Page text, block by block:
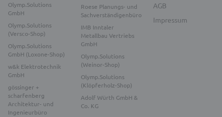
Olymp.Solutions
GmbH
Olymp.Solutions
(Versco-Shop)
Olymp.Solutions
GmbH (Loxone-Shop)
w&k Elektrotechnik
GmbH
gössinger +
scharfenberg
Architektur- und
Ingenieurbüro
Roese Planungs- und
Sachverständigenbüro
IMB Inntaler
Metallbau Vertriebs
GmbH
Olymp.Solutions
(Weinor-Shop)
Olymp.Solutions
(Klöpferholz-Shop)
Adolf Würth GmbH &
Co. KG
AGB
Impressum